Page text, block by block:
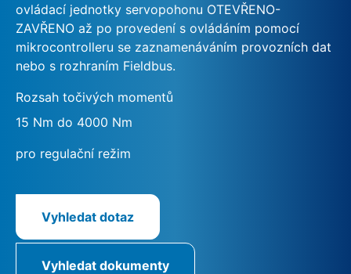
ovládací jednotky servopohonu OTEVŘENO-
ZAVŘENO až po provedení s ovládáním pomocí
mikrocontrolleru se zaznamenáváním provozních dat
nebo s rozhraním Fieldbus.
Rozsah točivých momentů
15 Nm do 4000 Nm
pro regulační režim
Vyhledat dotaz
Vyhledat dokumenty